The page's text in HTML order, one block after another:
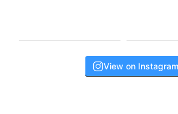
View on Instagram